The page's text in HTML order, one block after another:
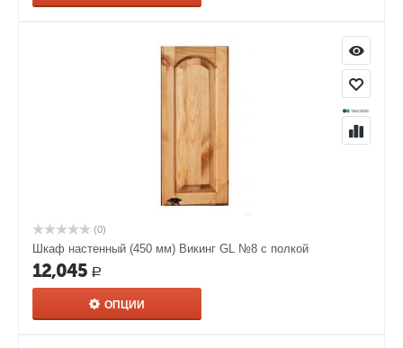
(0)
Шкаф настенный (450 мм) Викинг GL №8 с полкой
12,045 Р
ОПЦИИ